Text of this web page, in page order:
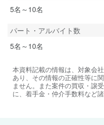
5名～10名
パート・アルバイト数
5名～10名
本資料記載の情報は、対象会
あり、その情報の正確性等に
ません。また案件の買収・譲
に、着手金・仲介手数料など諸